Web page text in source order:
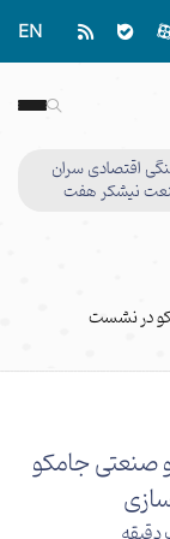
EN
اقتصادی سران
نیشکر هفت
در نشست
صنعتی جامکو